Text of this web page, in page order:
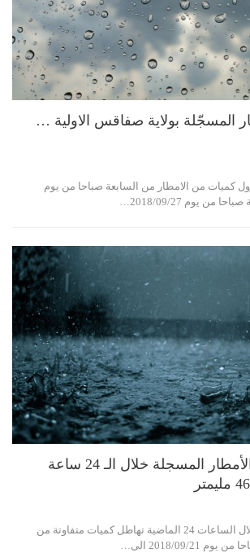
المسجّلة بولاية صفاقس الاولية …
كميات من الامطار من السابعة صباحا من يوم
صفاقس: كميات الأمطار المسجلة خلال الـ 24 ساعة
شهدت ولاية صفاقس خلال الساعات 24 الماضية تهاطل كميات متفاوتة من
09/21 الى…